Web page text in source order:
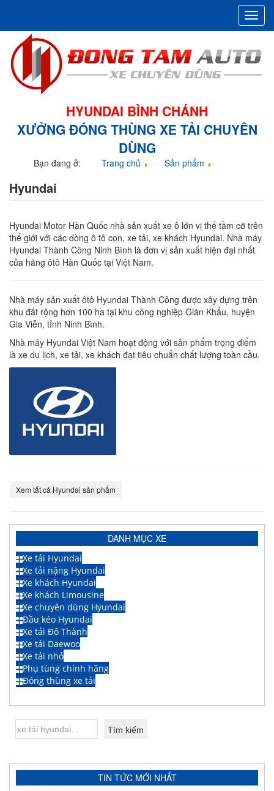
HYUNDAI BÌNH CHÁNH
XƯỞNG ĐÓNG THÙNG XE TẢI CHUYÊN
DÙNG
Bạn đang ở: Trang chủ Sản phẩm
DANH MỤC XE
Xe tải Hyundai
Xe tải nặng Hyundai
Xe khách Hyundai
Xe khách Limousine
Xe chuyên dùng Hyundai
Đầu kéo Hyundai
Xe tải Đô Thành
Xe tải Daewoo
Xe tải nhỏ
Phụ tùng chính hãng
Đóng thùng xe tải
TIN TỨC MỚI NHẤT
Hyundai
Hyundai Motor Hàn Quốc nhà sản xuất xe ô lớn vị thế tầm cỡ trên
thế giới với các dòng ô tô con, xe tải, xe khách Hyundai. Nhà máy
Hyundai Thành Công Ninh Bình là đơn vị sản xuất hiện đại nhất
của hãng ôtô Hàn Quốc tại Việt Nam.
Nhà máy sản xuất ôtô Hyundai Thành Công được xây dựng trên
khu đất rộng hơn 100 ha tại khu công nghiệp Gián Khẩu, huyện
Gia Viễn, tỉnh Ninh Bình.
Nhà máy Hyundai Việt Nam hoạt động với sản phẩm trọng điểm
là xe du lịch, xe tải, xe khách đạt tiêu chuẩn chất lượng toàn cầu.
Xem tất cả Hyundai sản phẩm